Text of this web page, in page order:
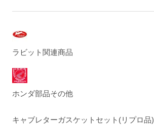
ラビット関連商品
ホンダ部品その他
キャブレターガスケットセット(リプロ品)